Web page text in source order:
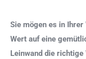
Sie mögen es in
Wert auf eine
Leinwand die